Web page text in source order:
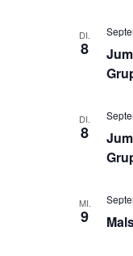
DI.
8
DI.
8
MI.
9